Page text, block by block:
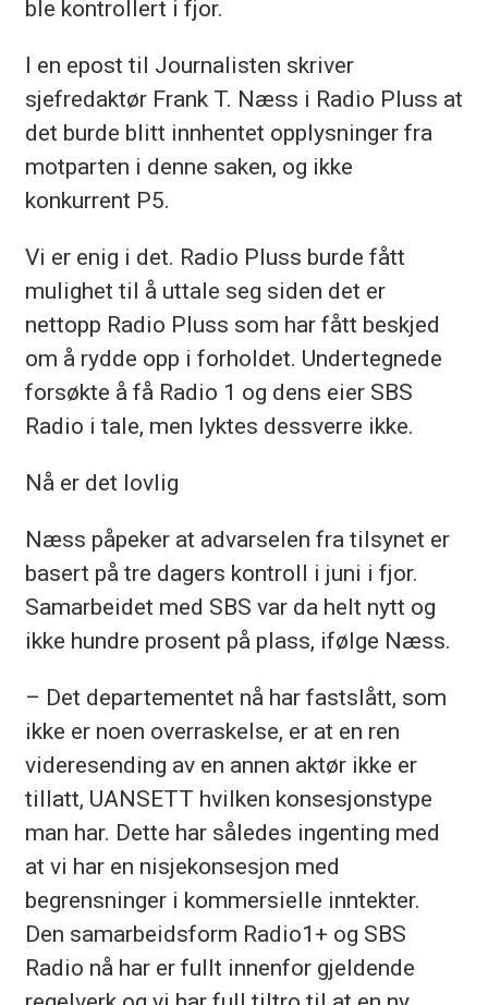
ble kontrollert i fjor.
I en epost til Journalisten skriver
sjefredaktør Frank T. Næss i Radio Pluss at
det burde blitt innhentet opplysninger fra
motparten i denne saken, og ikke
konkurrent P5.
Vi er enig i det. Radio Pluss burde fått
mulighet til å uttale seg siden det er
nettopp Radio Pluss som har fått beskjed
om å rydde opp i forholdet. Undertegnede
forsøkte å få Radio 1 og dens eier SBS
Radio i tale, men lyktes dessverre ikke.
Nå er det lovlig
Næss påpeker at advarselen fra tilsynet er
basert på tre dagers kontroll i juni i fjor.
Samarbeidet med SBS var da helt nytt og
ikke hundre prosent på plass, ifølge Næss.
– Det departementet nå har fastslått, som
ikke er noen overraskelse, er at en ren
videresending av en annen aktør ikke er
tillatt, UANSETT hvilken konsesjonstype
man har. Dette har således ingenting med
at vi har en nisjekonsesjon med
begrensninger i kommersielle inntekter.
Den samarbeidsform Radio1+ og SBS
Radio nå har er fullt innenfor gjeldende